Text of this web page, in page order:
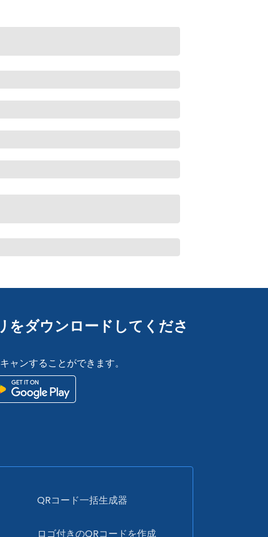
をダウンロードしてくださ
ャンすることができます。
QRコード一括生成器
ロゴ付きのQRコードを作成